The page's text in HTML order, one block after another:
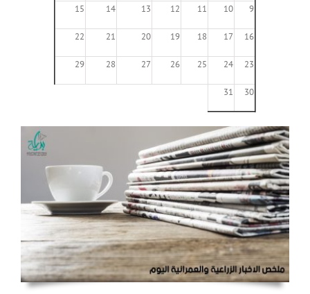
9
10
11
12
13
14
15
16
17
18
19
20
21
22
23
24
25
26
27
28
29
30
31